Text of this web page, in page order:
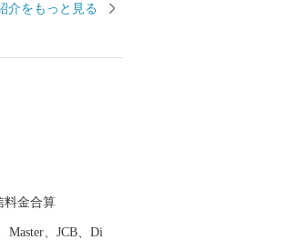
貿易都市・南蛮文
」をはじめとした
資源に恵まれた自
介をもっと見る
料金合算
、JCB、Di